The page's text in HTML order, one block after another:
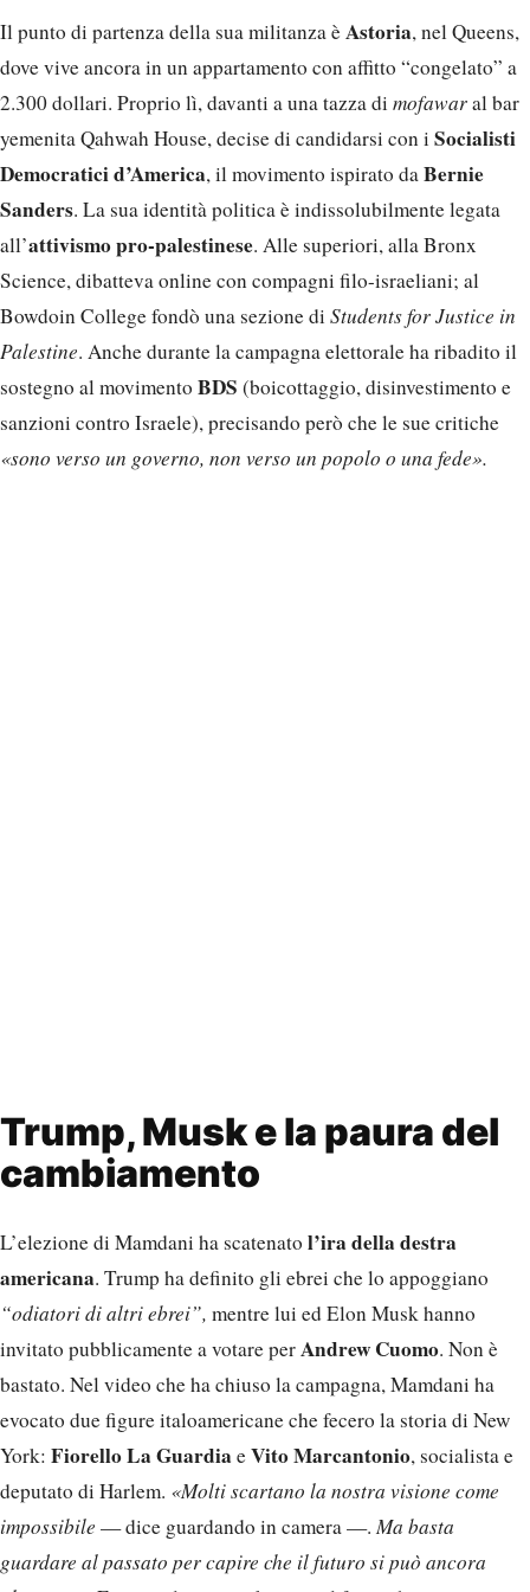
Il punto di partenza della sua militanza èAstoria, nel Queens,
dove vive ancora in un appartamento con affitto “congelato” a
2.300 dollari. Proprio lì, davanti a una tazza di mofawaral bar
yemenita Qahwah House, decise di candidarsi con i Socialisti
Democratici d’America, il movimento ispirato daBernie
Sanders. La sua identità politica è indissolubilmente legata
all’attivismo pro-palestinese. Alle superiori, alla Bronx
Science, dibatteva online con compagni filo-israeliani; al
Bowdoin College fondò una sezione di Students for Justice in
Palestine. Anche durante la campagna elettorale ha ribadito il
sostegno al movimento BDS (boicottaggio, disinvestimento e
sanzioni contro Israele), precisando però che le sue critiche
«sono verso un governo, non verso un popolo o una fede».
Trump, Musk e la paura del
cambiamento
L’elezione di Mamdani ha scatenato l’ira della destra
americana. Trump ha definito gli ebrei che lo appoggiano
“odiatori di altri ebrei”, mentre lui ed Elon Musk hanno
invitato pubblicamente a votare perAndrew Cuomo. Non è
bastato. Nel video che ha chiuso la campagna, Mamdani ha
evocato due figure italoamericane che fecero la storia di New
York: Fiorello La Guardia eVito Marcantonio, socialista e
deputato di Harlem. «Molti scartano la nostra visione come
impossibile — dice guardando in camera —. Ma basta
guardare al passato per capire che il futuro si può ancora